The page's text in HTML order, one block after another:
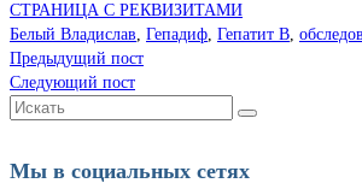
СТРАНИЦА С РЕКВИЗИТАМИ
Белый Владислав, Гепадиф, Гепатит В,
Предыдущий пост
Следующий пост
Искать:
Мы в социальных сетях